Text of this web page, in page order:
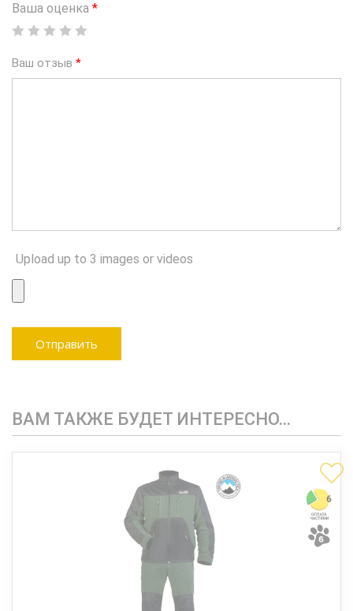
Ваша оценка *
Ваш отзыв *
Upload up to 3 images or videos
ВАМ ТАКЖЕ БУДЕТ ИНТЕРЕСНО…